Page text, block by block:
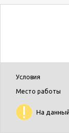
Условия
Место работы
На